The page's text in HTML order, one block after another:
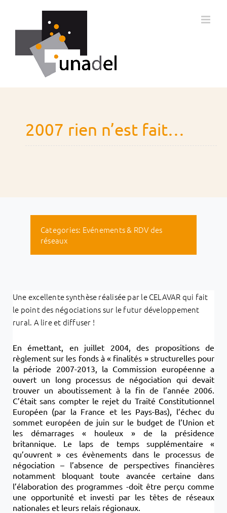
contenu
2007 rien n’est fait…
Categories: Evénements & RDV des
réseaux
Une excellente synthèse réalisée par le CELAVAR qui fait
le point des négociations sur le futur développement
rural. A lire et diffuser !
En émettant, en juillet 2004, des propositions de
règlement sur les fonds à « finalités » structurelles pour
la période 2007-2013, la Commission européenne a
ouvert un long processus de négociation qui devait
trouver un aboutissement à la fin de l’année 2006.
C’était sans compter le rejet du Traité Constitutionnel
Européen (par la France et les Pays-Bas), l’échec du
sommet européen de juin sur le budget de l’Union et
les démarrages « houleux » de la présidence
britannique. Le laps de temps supplémentaire «
qu’ouvrent » ces évènements dans le processus de
négociation – l’absence de perspectives financières
notamment bloquant toute avancée certaine dans
l’élaboration des programmes -doit être perçu comme
une opportunité et investi par les têtes de réseaux
nationales et leurs relais régionaux.